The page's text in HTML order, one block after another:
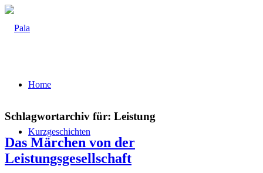
Home
Kurz­ge­schich­ten
Schlagwortarchiv für: Leistung
Das Mär­chen von der
Leistungsgesellschaft